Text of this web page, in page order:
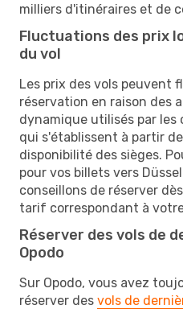
milliers d'itinéraires et de
Fluctuations des prix
du vol
Les prix des vols peuvent
réservation en raison des
dynamique utilisés par les
qui s'établissent à partir
disponibilité des sièges.
pour vos billets vers
conseillons de réserver
tarif correspondant à
Réserver des vols de
Opodo
Sur Opodo, vous avez
réserver des vols de